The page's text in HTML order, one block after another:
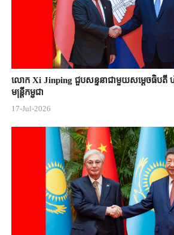
លោក Xi Jinping ជួបសន្ទនាជាមួយសម្តេចធិបតី
មន្ត្រីកម្ពុជា
17-Jul-2026